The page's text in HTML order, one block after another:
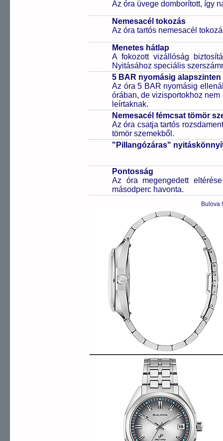
Az óra üvege domborított, így
Nemesacél tokozás
Az óra tartós nemesacél
Menetes hátlap
A fokozott vizállóság
Nyitásához speciális
5 BAR nyomásig alapszinten
Az óra 5 BAR nyomásig
órában, de vizisportokhoz
leírtaknak.
Nemesacél fémcsat tömör
Az óra csatja tartós
tömör szemekből.
"Pillangózáras"
Pontosság
Az óra megengedett
másodperc havonta.
Bulova